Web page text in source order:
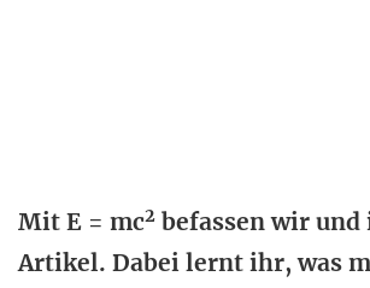
Mit E = mc2 befassen wir und
Artikel. Dabei lernt ihr, was